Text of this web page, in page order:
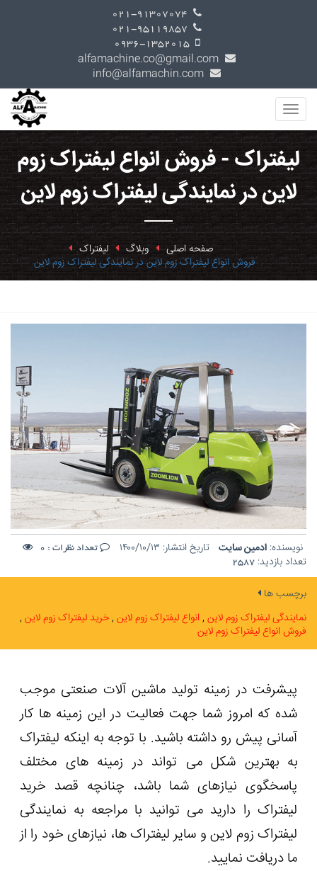
لیفتراک - فروش انواع لیفتراک زوم
لاین در نمایندگی لیفتراک زوم لاین
صفحه اصلی وبلاگ لیفتراک
فروش انواع لیفتراک زوم لاین در نمایندگی لیفتراک زوم لاین
نویسنده: ادمین سایت تاریخ انتشار: ۱۴۰۰/۱۰/۱۳ تعداد نظرات : 0
تعداد بازدید: 2587
برچسب ها
نمایندگی لیفتراک زوم لاین انواع لیفتراک زوم لاین خرید لیفتراک زوم لاین
فروش انواع لیفتراک زوم لاین
پیشرفت در زمینه تولید ماشین آلات صنعتی موجب
شده که امروز شما جهت فعالیت در این زمینه‌ ها کار
آسانی پیش رو داشته باشید. با توجه به اینکه لیفتراک
به بهترین شکل می ‌تواند در زمینه ‌های مختلف
پاسخگوی نیازهای شما باشد، چنانچه قصد خرید
لیفتراک را دارید می توانید با مراجعه به نمایندگی
لیفتراک زوم لاین و سایر لیفتراک ها، نیازهای خود را از
ما دریافت نمایید.